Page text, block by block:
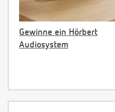
Gewinne ein Hörbert
Audiosystem